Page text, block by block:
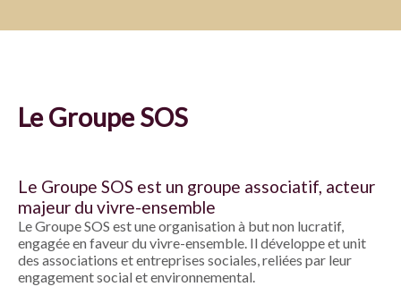
Le Groupe SOS
Le Groupe SOS est un groupe associatif, acteur
majeur du vivre-ensemble
Le Groupe SOS est une organisation à but non lucratif,
engagée en faveur du vivre-ensemble. Il développe et unit
des associations et entreprises sociales, reliées par leur
engagement social et environnemental.